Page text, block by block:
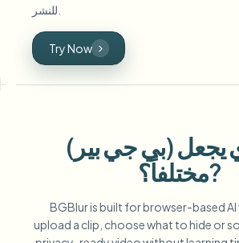
Try Now
يجعل (بي جي بير)
مختلفاً؟?
BGBlur is built for browser-based
upload a clip, choose what to hide or